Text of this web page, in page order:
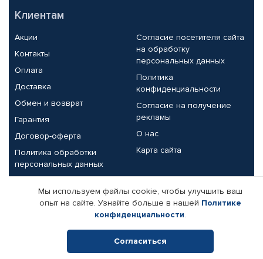
Клиентам
Акции
Контакты
Оплата
Доставка
Обмен и возврат
Гарантия
Договор-оферта
Политика обработки
персональных данных
Согласие посетителя сайта
на обработку
персональных данных
Политика
конфиденциальности
Согласие на получение
рекламы
О нас
Карта сайта
Партнерам
Корпоративным клиентам
Поставщикам
Реквизиты компании
Мы используем файлы cookie, чтобы улучшить ваш
опыт на сайте. Узнайте больше в нашей Политике
конфиденциальности.
Согласиться